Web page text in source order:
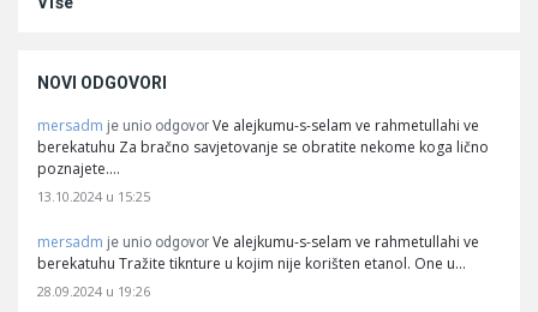
NOVI ODGOVORI
mersadm je unio odgovor Ve alejkumu-s-selam ve rahmetullahi ve
berekatuhu Za bračno savjetovanje se obratite nekome koga lično
poznajete.…
13.10.2024 u 15:25
mersadm je unio odgovor Ve alejkumu-s-selam ve rahmetullahi ve
berekatuhu Tražite tiknture u kojim nije korišten etanol. One u…
28.09.2024 u 19:26